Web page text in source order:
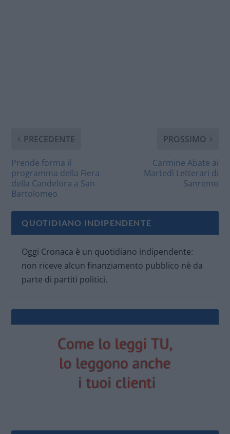
PRECEDENTE
Prende forma il
programma della Fiera
della Candelora a San
Bartolomeo
PROSSIMO
Carmine Abate ai
Martedì Letterari di
Sanremo
QUOTIDIANO INDIPENDENTE
Oggi Cronaca è un quotidiano indipendente:
non riceve alcun finanziamento pubblico nè da
parte di partiti politici.